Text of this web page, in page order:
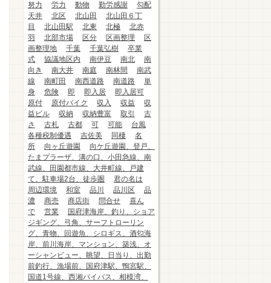
努力
労力 動物 勤労感謝
勾配
天井
北区 北山田
北山田６丁
目
北山田駅 北東 北極
北赤
羽
北部市場 区分 区画整理
区
画整理地
千葉 千葉弘樹
卒業
式
協議地区内 南伊豆 南北
南
向き
南大井 南庭 南林間
南武
線
南町田 南西道路 南道路
単
身
危険 即 即入居
即入居可
原付
原付バイク 収入 収益
収
益ビル
収納 収納豊富 取引
古
さ
古札 古都 可 可能
台風
各種税制優遇
吉佐美 同棲
名
所
向ヶ丘遊園
向ケ丘遊園、登戸、
たまプラーザ、溝の口、小田急線、南
武線、田園都市線、大井町線、戸建
て、駐車場2台、徒歩圏
君の名は
周辺環境
和室 品川 品川区
品
濃
商売 商店街 問合せ
喜ん
で
営業
国府津海岸、釣り、ショア
ジギング、弓角、サーフトローリン
グ、青物、回遊魚、シロギス、酒匂海
岸、前川海岸、マンション、築浅、オ
ーシャンビュー、眺望、日当り、出勤
前釣行、漁場前、国府津駅、鴨宮駅、
国道1号線、西湘バイパス、相模湾、